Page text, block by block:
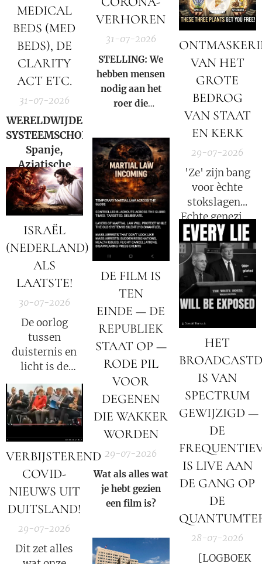
MEDICAL
BEDS (MED
BEDS), DE
CLARITY
ACT ETC.
31-07-2026
WERELDWIJDE
SYSTEEMSCHOK:
Spanje,
Aziatische
markten en
Hormuz |
Charlie Ward
Daily News
VERHOREN
31-07-2026
STELLING: We
hebben mensen
nodig aan het
roer die
iemand ooit nog
een nieuwe Fauci
kan worden.
datastromen
worden
omgeleid.
ISRAËL
(NEDERLAND)
ALS
LAATSTE!
30-07-2026
De oorlog
tussen
duisternis en
licht is de
oorlog tussen
Satan en God.
DE FILM IS
TEN
EINDE — DE
REPUBLIEK
STAAT OP —
RODE PIL
VOOR
DEGENEN
DIE WAKKER
WORDEN
29-07-2026
Wat als alles wat
je hebt gezien
een film is?
VAN HET
GROTE
BEDROG
VAN STAAT
EN KERK
29-07-2026
'Ze' zijn bang
voor èchte
stokslagen...
Echte genezing
laat emoties
stromen. We
mogen niet
langer meer
zwijgen!
VERBIJSTEREND
COVID-
NIEUWS UIT
DUITSLAND!
29-07-2026
Dit zet alles
HET
IS VAN
SPECTRUM
GEWIJZIGD —
DE
IS LIVE AAN
DE GANG OP
DE
28-07-2026
🚨 [LOGBOEK